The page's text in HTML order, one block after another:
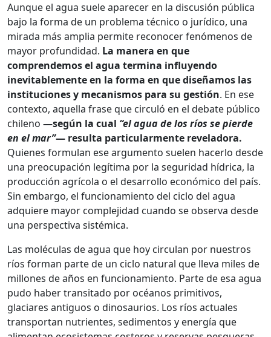
Aunque el agua suele aparecer en la discusión pública
bajo la forma de un problema técnico o jurídico, una
mirada más amplia permite reconocer fenómenos de
mayor profundidad. La manera en que
comprendemos el agua termina influyendo
inevitablemente en la forma en que diseñamos las
instituciones y mecanismos para su gestión. En ese
contexto, aquella frase que circuló en el debate público
chileno —según la cual “el agua de los ríos se pierde
en el mar”— resulta particularmente reveladora.
Quienes formulan ese argumento suelen hacerlo desde
una preocupación legítima por la seguridad hídrica, la
producción agrícola o el desarrollo económico del país.
Sin embargo, el funcionamiento del ciclo del agua
adquiere mayor complejidad cuando se observa desde
una perspectiva sistémica.
Las moléculas de agua que hoy circulan por nuestros
ríos forman parte de un ciclo natural que lleva miles de
millones de años en funcionamiento. Parte de esa agua
pudo haber transitado por océanos primitivos,
glaciares antiguos o dinosaurios. Los ríos actuales
transportan nutrientes, sedimentos y energía que